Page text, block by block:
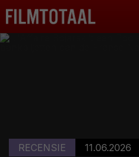
RECENSIE 11.06.2026